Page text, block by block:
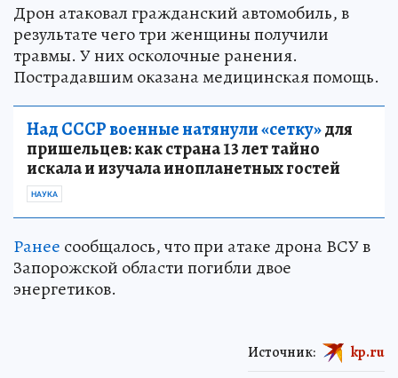
Дрон атаковал гражданский автомобиль, в
результате чего три женщины получили
травмы. У них осколочные ранения.
Пострадавшим оказана медицинская помощь.
Над СССР военные натянули «сетку»для
пришельцев: как страна 13 лет тайно
искала и изучала инопланетных гостей
НАУКА
Ранее сообщалось, что при атаке дрона ВСУ в
Запорожской области погибли двое
энергетиков.
Источник: kp.ru